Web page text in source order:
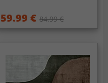
59.99 € 84.99 €